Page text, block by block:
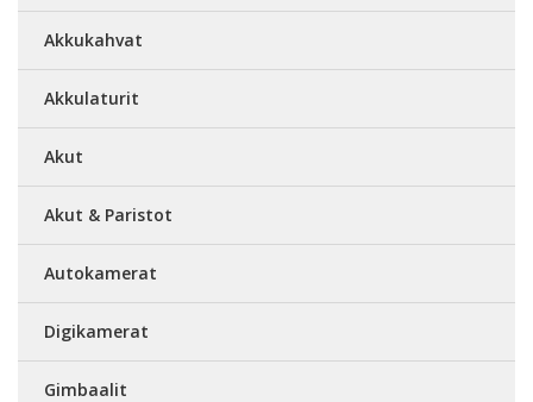
Akkukahvat
Akkulaturit
Akut
Akut & Paristot
Autokamerat
Digikamerat
Gimbaalit